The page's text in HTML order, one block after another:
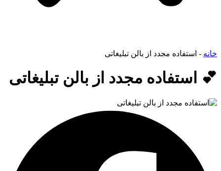
خانه - استفاده مجدد از بالن تبلیغاتی
💕 استفاده مجدد از بالن تبلیغاتی